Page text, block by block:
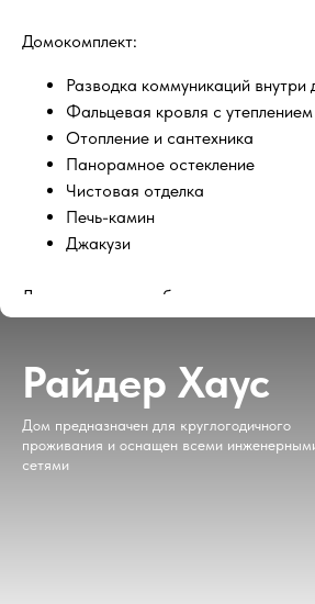
Домокомплект:
Разводка коммуникаций внутри
Фальцевая кровля с утеплением
Отопление и сантехника
Панорамное остекление
Чистовая отделка
Печь-камин
Джакузи
Дом под ключ с мебелью
Райдер Хаус
Дом предназначен для круглогодичного
проживания и оснащен всеми
сетями